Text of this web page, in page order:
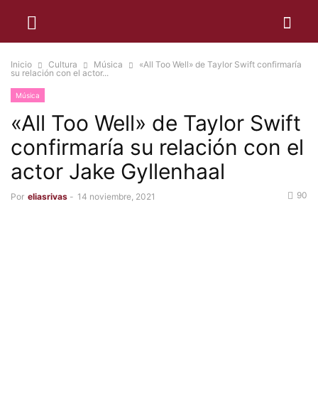
Inicio Cultura Música
«All Too Well» de Taylor Swift confirmaría
su relación con el actor...
Música
«All Too Well» de Taylor Swift
confirmaría su relación con el
actor Jake Gyllenhaal
Por eliasrivas - 14 noviembre, 2021 90